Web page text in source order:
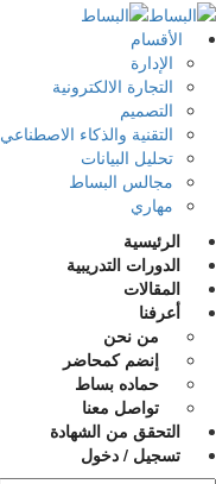
تخطي
إلى
المحتوى
الأقسام
الإدارة
التجارة الالكترونية
التصميم
التقنية والذكاء الاصطناعي
تحليل البيانات
مجالس البساط
مهاري
الرئيسية
الدورات التدريبية
المقالات
أعرفنا
من نحن
إنضم كمحاضر
حماده بساط
تواصل معنا
التحقق من الشهادة
تسجيل / دخول